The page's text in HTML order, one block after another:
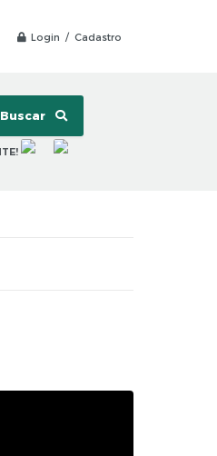
Login / Cadastro
Buscar